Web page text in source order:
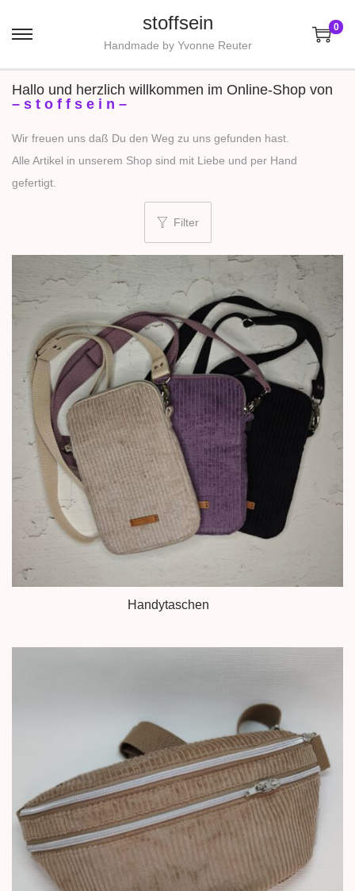
S
k
i
a
v
i
g
a
t
i
o
n
S
k
i
o
n
t
e
n
t
stoffsein
Handmade by Yvonne Reuter
0
Hallo und herzlich willkommen im Online-Shop von
– s t o f f s e i n –
Wir freuen uns daß Du den Weg zu uns gefunden hast.
Alle Artikel in unserem Shop sind mit Liebe und per Hand
gefertigt.
Filter
Handytaschen